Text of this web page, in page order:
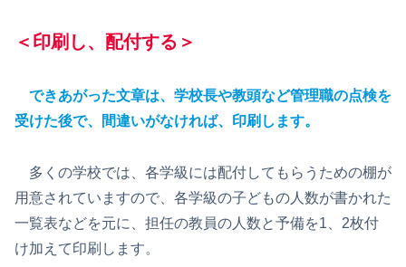
＜印刷し、配付する＞
できあがった文章は、学校長や教頭など管理職の点検を
受けた後で、間違いがなければ、印刷します。
多くの学校では、各学級には配付してもらうための棚が
用意されていますので、各学級の子どもの人数が書かれた
一覧表などを元に、担任の教員の人数と予備を1、2枚付
け加えて印刷します。